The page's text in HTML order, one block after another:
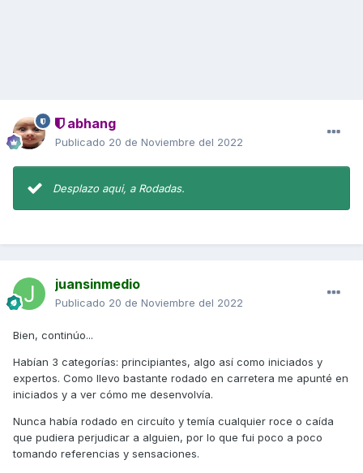
abhang
Publicado 20 de Noviembre del 2022
Desplazo aqui, a Rodadas.
juansinmedio
Publicado 20 de Noviembre del 2022
Bien, continúo...
Habían 3 categorías: principiantes, algo así como iniciados y
expertos. Como llevo bastante rodado en carretera me apunté en
iniciados y a ver cómo me desenvolvía.
Nunca había rodado en circuíto y temía cualquier roce o caída
que pudiera perjudicar a alguien, por lo que fui poco a poco
tomando referencias y sensaciones.